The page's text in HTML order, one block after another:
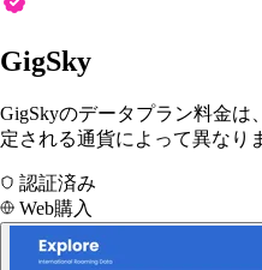
GigSky
GigSkyのデータプラン料金は
定される通貨によって異なり
認証済み
Web購入